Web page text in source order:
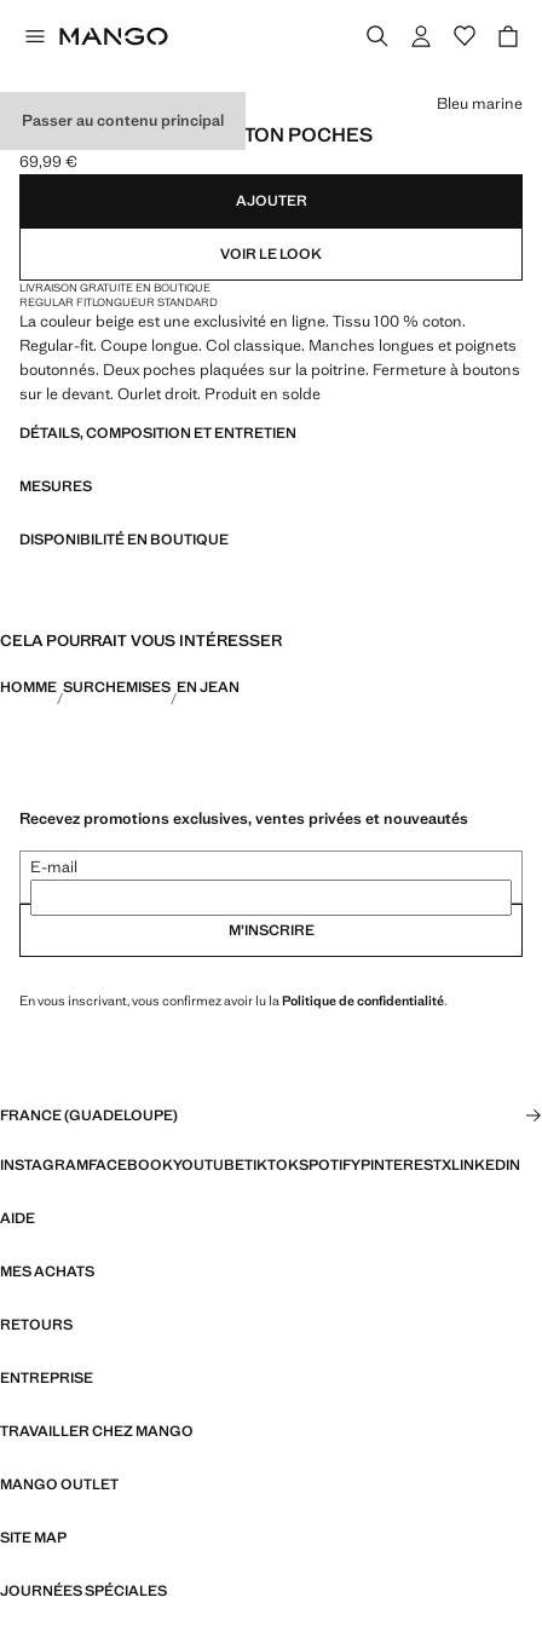
Passer au contenu principal
SURCHEMISE 100 % COTON POCHES
Prix actuel [69,99 € ]
69,99 €
Choisissez une couleur
Bleu marine
AJOUTER
VOIR LE LOOK
LIVRAISON GRATUITE EN BOUTIQUE
REGULAR FITLONGUEUR STANDARD
La couleur beige est une exclusivité en ligne. Tissu 100 % coton.
Regular-fit. Coupe longue. Col classique. Manches longues et poignets
boutonnés. Deux poches plaquées sur la poitrine. Fermeture à boutons
sur le devant. Ourlet droit. Produit en solde
DÉTAILS, COMPOSITION ET ENTRETIEN
MESURES
DISPONIBILITÉ EN BOUTIQUE
CELA POURRAIT VOUS INTÉRESSER
HOMME SURCHEMISES EN JEAN
Recevez promotions exclusives, ventes privées et nouveautés
E-mail
M’INSCRIRE
En vous inscrivant, vous confirmez avoir lu la Politique de confidentialité.
FRANCE (GUADELOUPE)
INSTAGRAMFACEBOOKYOUTUBETIKTOKSPOTIFYPINTERESTXLINKEDIN
AIDE
MES ACHATS
RETOURS
ENTREPRISE
TRAVAILLER CHEZ MANGO
MANGO OUTLET
SITE MAP
JOURNÉES SPÉCIALES